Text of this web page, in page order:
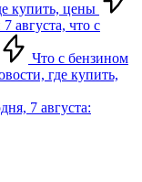
купить, цены
августа, что с
Что с бензином
где купить,
7 августа: